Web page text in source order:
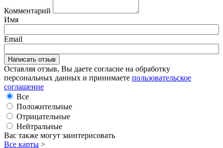
Комментарий
Имя
Email
Оставляя отзыв, Вы даете согласие на обработку
персональных данных и принимаете пользовательское
соглашение
Все
Положительные
Отрицательные
Нейтральные
Вас также могут заинтерисовать
Все карты >